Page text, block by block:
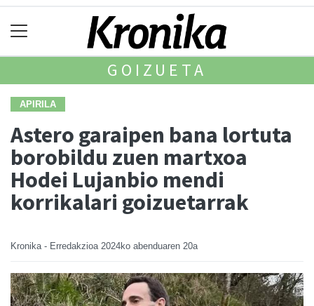
GOIZUETA
APIRILA
Astero garaipen bana lortuta
borobildu zuen martxoa
Hodei Lujanbio mendi
korrikalari goizuetarrak
Kronika - Erredakzioa 2024ko abenduaren 20a